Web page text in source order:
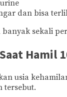
dan bisa
sekali
Hamil
usia
tersebut.